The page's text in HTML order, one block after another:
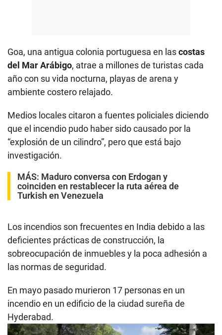
Goa, una antigua colonia portuguesa en lascostas
del Mar Arábigo, atrae a millones de turistas cada
año con su vida nocturna, playas de arena y
ambiente costero relajado.
Medios locales citaron a fuentes policiales diciendo
que el incendio pudo haber sido causado por la
“explosión de un cilindro”, pero que está bajo
investigación.
MÁS: Maduro conversa con Erdogan y
coinciden en restablecer la ruta aérea de
Turkish en Venezuela
Los incendios son frecuentes en India debido a las
deficientes prácticas de construcción, la
sobreocupación de inmuebles y la poca adhesión a
las normas de seguridad.
En mayo pasado murieron 17 personas en un
incendio en un edificio de la ciudad sureña de
Hyderabad.